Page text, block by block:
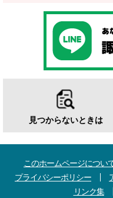
見つからないときは
このホームページについ
プライバシーポリシー
リンク集